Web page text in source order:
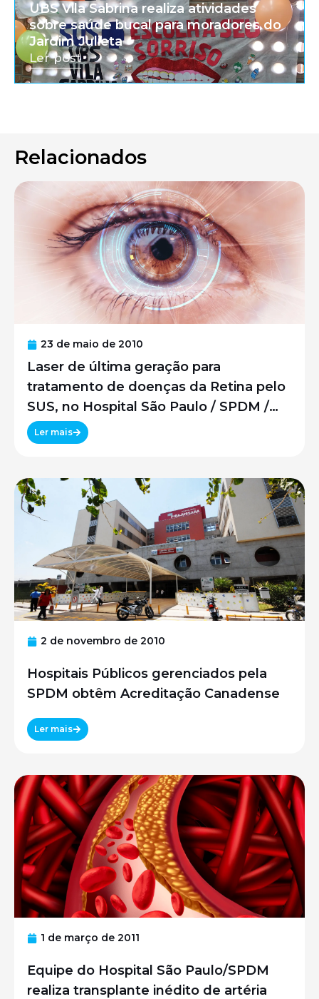
UBS Vila Sabrina realiza atividades
sobre saúde bucal para moradores do
Jardim Julieta
Ler post
Relacionados
23 de maio de 2010
Laser de última geração para
tratamento de doenças da Retina pelo
SUS, no Hospital São Paulo / SPDM /
UNIFESP
Ler mais
2 de novembro de 2010
Hospitais Públicos gerenciados pela
SPDM obtêm Acreditação Canadense
Ler mais
1 de março de 2011
Equipe do Hospital São Paulo/SPDM
realiza transplante inédito de artéria